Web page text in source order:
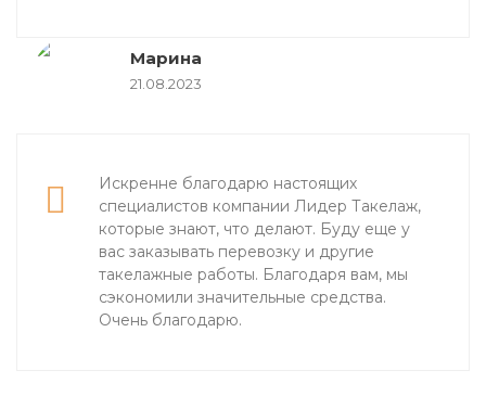
Марина
21.08.2023
Искренне благодарю настоящих
специалистов компании Лидер Такелаж,
которые знают, что делают. Буду еще у
вас заказывать перевозку и другие
такелажные работы. Благодаря вам, мы
сэкономили значительные средства.
Очень благодарю.